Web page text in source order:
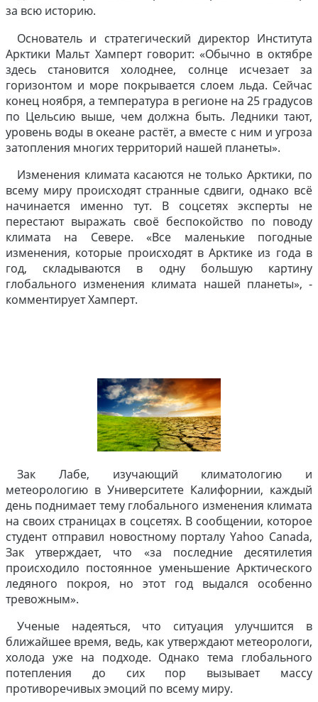
за всю историю.
Основатель и стратегический директор Института
Арктики Мальт Хамперт говорит: «Обычно в октябре
здесь становится холоднее, солнце исчезает за
горизонтом и море покрывается слоем льда. Сейчас
конец ноября, а температура в регионе на 25 градусов
по Цельсию выше, чем должна быть. Ледники тают,
уровень воды в океане растёт, а вместе с ним и угроза
затопления многих территорий нашей планеты».
Изменения климата касаются не только Арктики, по
всему миру происходят странные сдвиги, однако всё
начинается именно тут. В соцсетях эксперты не
перестают выражать своё беспокойство по поводу
климата на Севере. «Все маленькие погодные
изменения, которые происходят в Арктике из года в
год, складываются в одну большую картину
глобального изменения климата нашей планеты», -
комментирует Хамперт.
Зак Лабе, изучающий климатологию и
метеорологию в Университете Калифорнии, каждый
день поднимает тему глобального изменения климата
на своих страницах в соцсетях. В сообщении, которое
студент отправил новостному порталу Yahoo Canada,
Зак утверждает, что «за последние десятилетия
происходило постоянное уменьшение Арктического
ледяного покроя, но этот год выдался особенно
тревожным».
Ученые надеяться, что ситуация улучшится в
ближайшее время, ведь, как утверждают метеорологи,
холода уже на подходе. Однако тема глобального
потепления до сих пор вызывает массу
противоречивых эмоций по всему миру.